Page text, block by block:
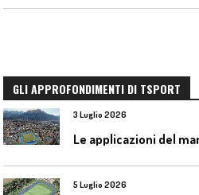
GLI APPROFONDIMENTI DI TSPORT
3 Luglio 2026
5 Luglio 2026